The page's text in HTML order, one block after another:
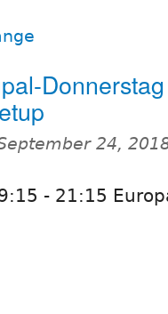
24,
- 21:15